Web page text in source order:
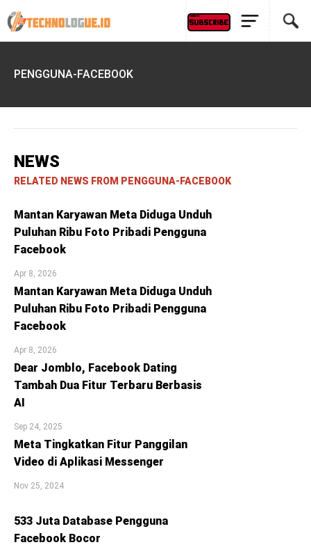
PENGGUNA-FACEBOOK
NEWS
RELATED NEWS FROM PENGGUNA-FACEBOOK
Mantan Karyawan Meta Diduga Unduh
Puluhan Ribu Foto Pribadi Pengguna
Facebook
Apr 8, 2026
Mantan Karyawan Meta Diduga Unduh
Puluhan Ribu Foto Pribadi Pengguna
Facebook
Apr 8, 2026
Dear Jomblo, Facebook Dating
Tambah Dua Fitur Terbaru Berbasis
AI
Sep 24, 2025
Meta Tingkatkan Fitur Panggilan
Video di Aplikasi Messenger
Nov 25, 2024
533 Juta Database Pengguna
Facebook Bocor